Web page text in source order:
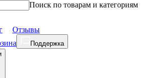
Поиск по товарам и категориям
Отзывы
Поддержка